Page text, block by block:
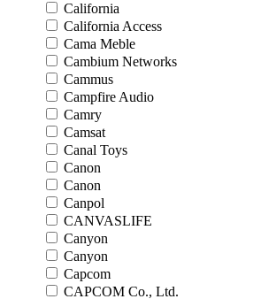
California
California Access
Cama Meble
Cambium Networks
Cammus
Campfire Audio
Camry
Camsat
Canal Toys
Canon
Canon
Canpol
CANVASLIFE
Canyon
Canyon
Capcom
CAPCOM Co., Ltd.